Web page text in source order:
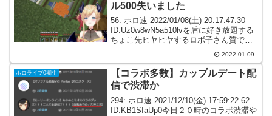
ル500失いました
56: ホロ速 2022/01/08(土) 20:17:47.30
ID:Uz0w8wN5a510lvを盾に好き放題する
ちょこ先ヒヤヒヤするロボ子さん質です
155: ホロ速 2022/01/08(土) 20:32:35.74
2022.01.09
ホロライブ0期生
【コラボ多数】カップルデート配
信で渋滞か
294: ホロ速 2021/12/10(金) 17:59:22.62
ID:KB1SIaUp0今日２０時のコラボ渋滞や